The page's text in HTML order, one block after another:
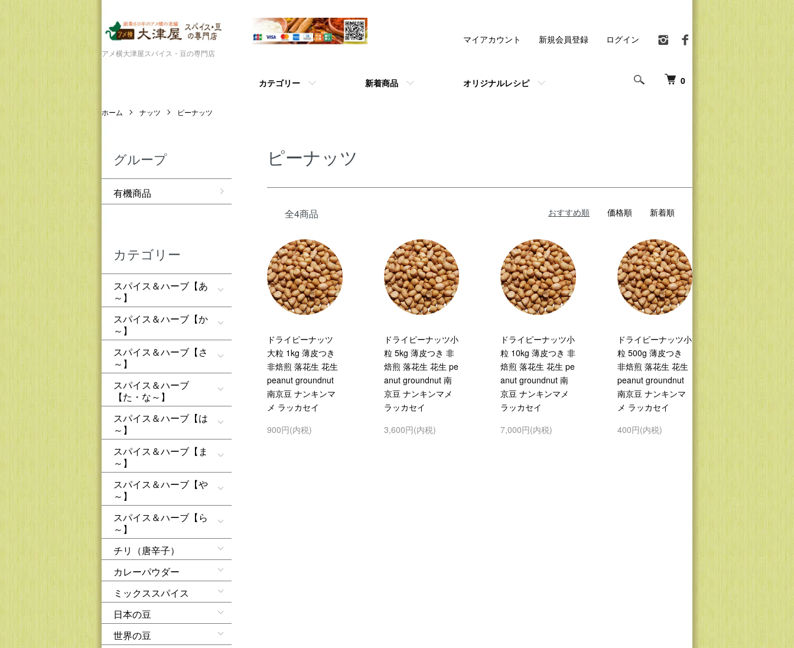
アメ横大津屋スパイス・豆の専門店
0
カテゴリー 新着商品 オリジナルレシピ
マイアカウント 新規会員登録 ログイン
ホーム ナッツ ピーナッツ
ピーナッツ
全4商品 おすすめ順 価格順 新着順
ドライピーナッツ
大粒 1kg 薄皮つき
非焙煎 落花生 花生
peanut groundnut
南京豆 ナンキンマ
メ ラッカセイ
900円(内税)
ドライピーナッツ小
粒 5kg 薄皮つき 非
焙煎 落花生 花生 pe
anut groundnut 南
京豆 ナンキンマメ
ラッカセイ
3,600円(内税)
ドライピーナッツ小
粒 10kg 薄皮つき 非
焙煎 落花生 花生 pe
anut groundnut 南
京豆 ナンキンマメ
ラッカセイ
7,000円(内税)
ドライピーナッツ小
粒 500g 薄皮つき
非焙煎 落花生 花生
peanut groundnut
南京豆 ナンキンマ
メ ラッカセイ
400円(内税)
グループ
有機商品
カテゴリー
スパイス＆ハーブ【あ
～】
スパイス＆ハーブ【か
～】
スパイス＆ハーブ【さ
～】
スパイス＆ハーブ
【た・な～】
スパイス＆ハーブ【は
～】
スパイス＆ハーブ【ま
～】
スパイス＆ハーブ【や
～】
スパイス＆ハーブ【ら
～】
チリ（唐辛子）
カレーパウダー
ミックススパイス
日本の豆
世界の豆